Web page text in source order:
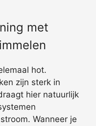
met
hot.
zijn sterk in
hier natuurlijk
Wanneer je